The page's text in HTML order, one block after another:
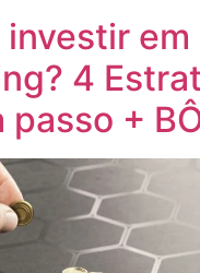
em
4
passo +